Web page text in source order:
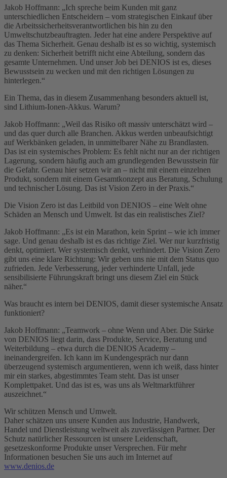
Jakob Hoffmann: „Ich spreche beim Kunden mit ganz
unterschiedlichen Entscheidern – vom strategischen Einkauf über
die Arbeitssicherheitsverantwortlichen bis hin zu den
Umweltschutzbeauftragten. Jeder hat eine andere Perspektive auf
das Thema Sicherheit. Genau deshalb ist es so wichtig, systemisch
zu denken: Sicherheit betrifft nicht eine Abteilung, sondern das
gesamte Unternehmen. Und unser Job bei DENIOS ist es, dieses
Bewusstsein zu wecken und mit den richtigen Lösungen zu
hinterlegen.“
Ein Thema, das in diesem Zusammenhang besonders aktuell ist,
sind Lithium-Ionen-Akkus. Warum?
Jakob Hoffmann: „Weil das Risiko oft massiv unterschätzt wird –
und das quer durch alle Branchen. Akkus werden unbeaufsichtigt
auf Werkbänken geladen, in unmittelbarer Nähe zu Brandlasten.
Das ist ein systemisches Problem: Es fehlt nicht nur an der richtigen
Lagerung, sondern häufig auch am grundlegenden Bewusstsein für
die Gefahr. Genau hier setzen wir an – nicht mit einem einzelnen
Produkt, sondern mit einem Gesamtkonzept aus Beratung, Schulung
und technischer Lösung. Das ist Vision Zero in der Praxis.“
Die Vision Zero ist das Leitbild von DENIOS – eine Welt ohne
Schäden an Mensch und Umwelt. Ist das ein realistisches Ziel?
Jakob Hoffmann: „Es ist ein Marathon, kein Sprint – wie ich immer
sage. Und genau deshalb ist es das richtige Ziel. Wer nur kurzfristig
denkt, optimiert. Wer systemisch denkt, verhindert. Die Vision Zero
gibt uns eine klare Richtung: Wir geben uns nie mit dem Status quo
zufrieden. Jede Verbesserung, jeder verhinderte Unfall, jede
sensibilisierte Führungskraft bringt uns diesem Ziel ein Stück
näher.“
Was braucht es intern bei DENIOS, damit dieser systemische Ansatz
funktioniert?
Jakob Hoffmann: „Teamwork – ohne Wenn und Aber. Die Stärke
von DENIOS liegt darin, dass Produkte, Service, Beratung und
Weiterbildung – etwa durch die DENIOS Academy –
ineinandergreifen. Ich kann im Kundengespräch nur dann
überzeugend systemisch argumentieren, wenn ich weiß, dass hinter
mir ein starkes, abgestimmtes Team steht. Das ist unser
Komplettpaket. Und das ist es, was uns als Weltmarktführer
auszeichnet.“
Wir schützen Mensch und Umwelt.
Daher schätzen uns unsere Kunden aus Industrie, Handwerk,
Handel und Dienstleistung weltweit als zuverlässigen Partner. Der
Schutz natürlicher Ressourcen ist unsere Leidenschaft,
gesetzeskonforme Produkte unser Versprechen. Für mehr
Informationen besuchen Sie uns auch im Internet auf
www.denios.de